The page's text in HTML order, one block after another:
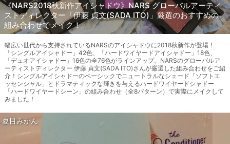
《NARS2018秋新作アイシャドウ》NARS グローバルアーティ
ストディレクター「伊藤 貞文(SADA ITO)」厳選のおすすめの
組み合わせでメイク！
幅広い世代から支持されているNARSのアイシャドウに2018秋新作が登場！
「シングルアイシャドー」42色、「ハードワイヤードアイシャドー」18色、
「デュオアイシャドー」16色の全76色がラインアップ。NARSのグローバルア
ーティストディレクター 伊藤 貞文(SADA ITO)さんが厳選した組み合わせをご紹
介！シングルアイシャドーのベーシックでニュートラルなシェード「ソフトエ
ッセンシャル」とドラマティックな輝きを与えるハードワイヤードシャドー
「ハードワイヤードシーン」の組み合わせ（全8パターン）で実際にメイクして
みました！
夏目みかん